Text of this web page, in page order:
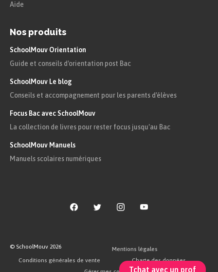
Tchat avec un prof
Aide
Nos produits
SchoolMouv Orientation
Guide et conseils d'orientation post Bac
SchoolMouv Le blog
Conseils et accompagnement pour les parents d'élèves
Focus Bac avec SchoolMouv
La collection de livres pour rester focus jusqu'au Bac
SchoolMouv Manuels
Manuels scolaires numériques
© SchoolMouv 2026
Mentions légales
Conditions générales de vente
Charte des données